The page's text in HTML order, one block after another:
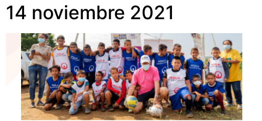
14 noviembre 2021